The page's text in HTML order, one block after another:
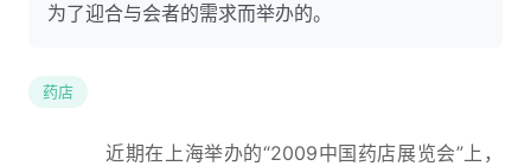
为了迎合与会者的需求而举办的。
药店
近期在上海举办的“2009中国药店展览会”上，